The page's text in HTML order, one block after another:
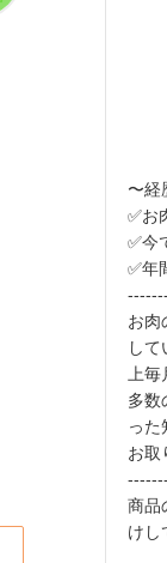
〜経
✅お
✅今
✅年
お肉
し
上
多数
った
お取
商品
けし